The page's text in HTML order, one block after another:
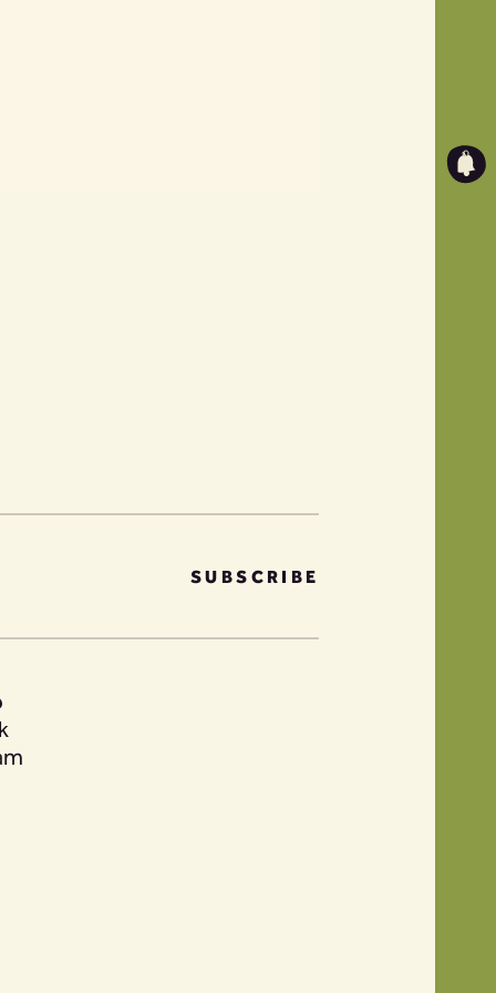
SUBSCRIBE